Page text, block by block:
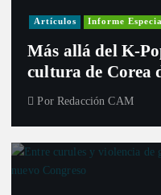
Artículos Informe
Más allá del K-
cultura de Corea
Por Redacción CAM